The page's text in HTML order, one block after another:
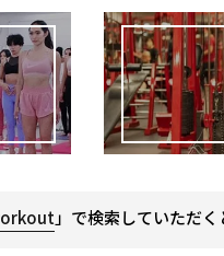
」で検索していただ